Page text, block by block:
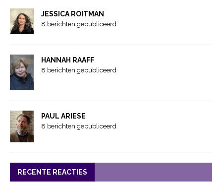
JESSICA ROITMAN
8 berichten gepubliceerd
HANNAH RAAFF
8 berichten gepubliceerd
PAUL ARIESE
8 berichten gepubliceerd
RECENTE REACTIES